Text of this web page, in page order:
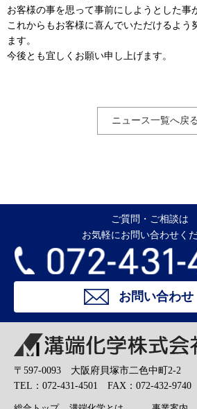
お客様の事を思って事前にしようとした事
これからもお客様に喜んでいただけるよう
ます。
今後とも宜しくお願い申し上げます。
ニュース一覧へ戻る
ご質問・ご相談は
お気軽にお問い合わせく
お問い合わせ
〒597-0093 大阪府貝塚市二色中町2-2
TEL：072-431-4501 FAX：072-432-9740